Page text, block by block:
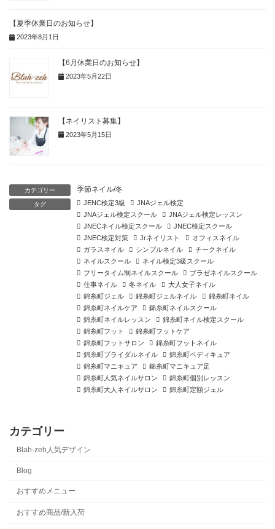
【夏季休業日のお知らせ】
2023年8月1日
【6月休業日のお知らせ】
2023年5月22日
【ネイリスト募集】
2023年5月15日
カテゴリー 季節ネイル/冬
タグ JENC検定3級
JNAジェル検定
JNAジェル検定スクール
JNAジェル検定レッスン
JNECネイル検定スクール
JNEC検定スクール
JNEC検定対策
Jrネイリスト
オフィスネイル
ガラスネイル
シンプルネイル
チークネイル
ネイルスクール
ネイル検定3級スクール
フリータイム制ネイルスクール
ブラゼネイルスクール
仕事ネイル
冬ネイル
大人女子ネイル
錦糸町ジェル
錦糸町ジェルネイル
錦糸町ネイル
錦糸町ネイルケア
錦糸町ネイルスクール
錦糸町ネイルレッスン
錦糸町ネイル検定スクール
錦糸町フット
錦糸町フットケア
錦糸町フットサロン
錦糸町フットネイル
錦糸町ブライダルネイル
錦糸町ペディキュア
錦糸町マニキュア
錦糸町マニキュア足
錦糸町人気ネイルサロン
錦糸町個別レッスン
錦糸町大人ネイルサロン
錦糸町定額ジェル
カテゴリー
Blah-zeh人気デザイン
Blog
おすすめメニュー
おすすめ商品/新入荷